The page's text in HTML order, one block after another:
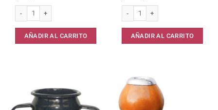
Mate Plastico cantidad
AÑADIR AL CARRITO
Set Pocket Yerba y Azucar Bambu
AÑADIR AL CARRITO